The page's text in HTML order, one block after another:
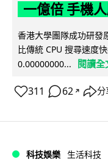
一億倍 手機
香港大學團隊成功研發
比傳統 CPU 搜尋速度
0.00000000...
閱讀全
311 62 ↗ 分
科技娛樂 生活科技